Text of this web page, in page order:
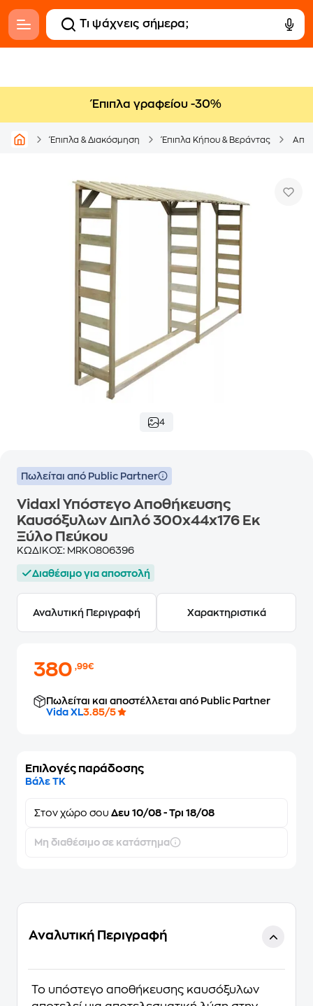
Έπιπλα γραφείου -30%
Έπιπλα & Διακόσμηση Έπιπλα Κήπου & Βεράντας
4
Πωλείται από Public Partner
Vidaxl Υπόστεγο Αποθήκευσης
Καυσόξυλων Διπλό 300x44x176 Εκ
Ξύλο Πεύκου
ΚΩΔΙΚΟΣ: MRK0806396
Διαθέσιμο για αποστολή
Αναλυτική Περιγραφή Χαρακτηριστικά
380,99€
Πωλείται και αποστέλλεται από Public Partner
Vida XL3.85/5
Επιλογές παράδοσης
Βάλε ΤΚ
Στον χώρο σου Δευ 10/08 - Τρι 18/08
Μη διαθέσιμο σε κατάστημα
Αναλυτική Περιγραφή
Το υπόστεγο αποθήκευσης καυσόξυλων